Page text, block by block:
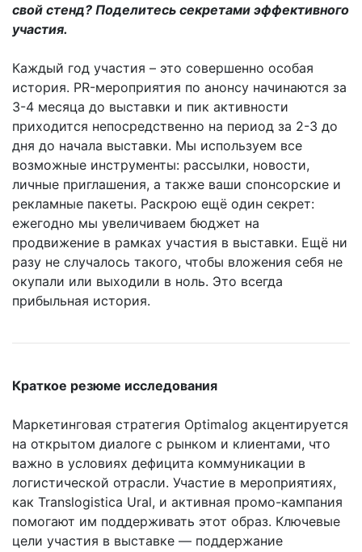
свой стенд? Поделитесь секретами эффективного
участия.
Каждый год участия – это совершенно особая
история. PR-мероприятия по анонсу начинаются за
3-4 месяца до выставки и пик активности
приходится непосредственно на период за 2-3 до
дня до начала выставки. Мы используем все
возможные инструменты: рассылки, новости,
личные приглашения, а также ваши спонсорские и
рекламные пакеты. Раскрою ещё один секрет:
ежегодно мы увеличиваем бюджет на
продвижение в рамках участия в выставки. Ещё ни
разу не случалось такого, чтобы вложения себя не
окупали или выходили в ноль. Это всегда
прибыльная история.
Краткое резюме исследования
Маркетинговая стратегия Optimalog акцентируется
на открытом диалоге с рынком и клиентами, что
важно в условиях дефицита коммуникации в
логистической отрасли. Участие в мероприятиях,
как Translogistica Ural, и активная промо-кампания
помогают им поддерживать этот образ. Ключевые
цели участия в выставке — поддержание